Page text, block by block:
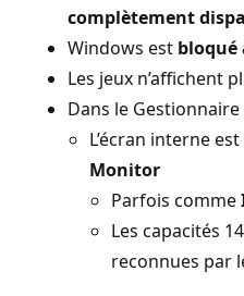
complètement
Windows est bloqué
Les jeux n’affichent
Dans le
L’écran interne
Monitor
Parfois comme
Les capacités
reconnues par